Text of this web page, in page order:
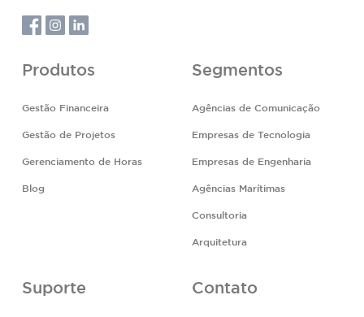
Produtos
Gestão Financeira
Gestão de Projetos
Gerenciamento de Horas
Blog
Segmentos
Agências de Comunicação
Empresas de Tecnologia
Empresas de Engenharia
Agências Marítimas
Consultoria
Arquitetura
Suporte Contato